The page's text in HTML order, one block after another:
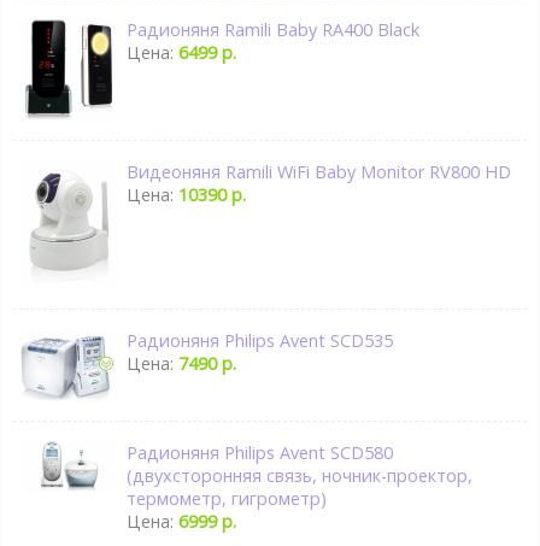
Радионяня Ramili Baby RA400 Black
Цена:6499 р.
Видеоняня Ramili WiFi Baby Monitor RV800 HD
Цена: 10390 р.
Радионяня Philips Avent SCD535
Цена: 7490 р.
Радионяня Philips Avent SCD580
(двухсторонняя связь, ночник-проектор,
термометр, гигрометр)
Цена:6999 р.